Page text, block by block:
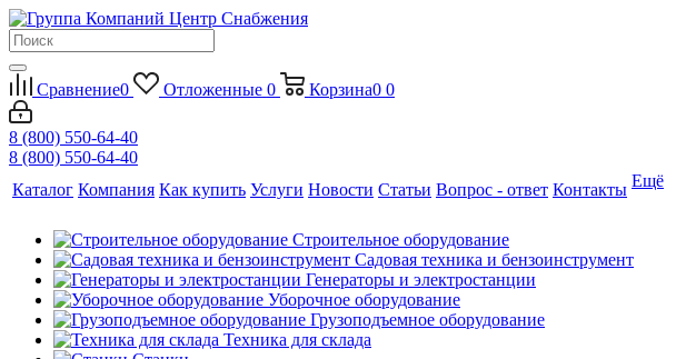
Сравнение0 Отложенные 0 Корзина0 0
8 (800) 550-64-40
8 (800) 550-64-40
Каталог Компания Как купить Услуги Новости Статьи Вопрос - ответ Контакты Ещё
Строительное оборудование
Садовая техника и бензоинструмент
Генераторы и электростанции
Уборочное оборудование
Грузоподъемное оборудование
Техника для склада